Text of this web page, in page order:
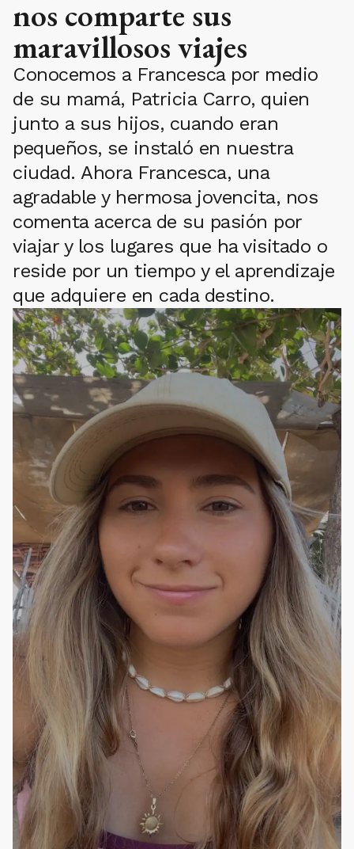
nos comparte sus
maravillosos viajes
Conocemos a Francesca por medio
de su mamá, Patricia Carro, quien
junto a sus hijos, cuando eran
pequeños, se instaló en nuestra
ciudad. Ahora Francesca, una
agradable y hermosa jovencita, nos
comenta acerca de su pasión por
viajar y los lugares que ha visitado o
reside por un tiempo y el aprendizaje
que adquiere en cada destino.